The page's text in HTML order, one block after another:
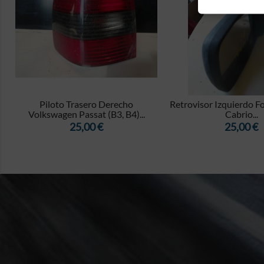
Piloto Trasero Derecho
Volkswagen Passat (B3, B4)...
Precio
25,00 €

Retrovisor Izquierdo
Cabrio...
Precio
25,00 €
